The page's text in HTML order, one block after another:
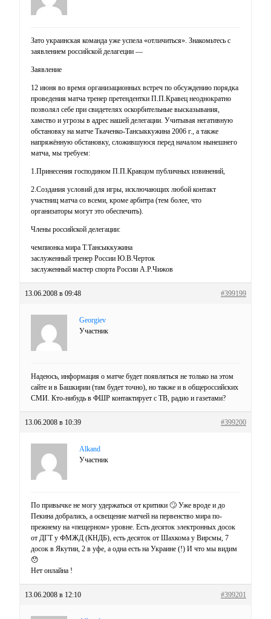
Зато украинская команда уже успела «отличиться». Знакомьтесь с
заявлением российской делагеции —
Заявление
12 июня во время организационных встреч по обсуждению порядка
проведения матча тренер претендентки П.П.Кравец неоднократно
позволял себе при свидетелях оскорбительные высказывания,
хамство и угрозы в адрес нашей делегации. Учитывая негативную
обстановку на матче Ткаченко-Тансыккужина 2006 г., а также
напряжённую обстановку, сложившуюся перед началом нынешнего
матча, мы требуем:
1.Принесения господином П.П.Кравцом публичных извинений,
2.Создания условий для игры, исключающих любой контакт
участниц матча со всеми, кроме арбитра (тем более, что
организаторы могут это обеспечить).
Члены российской делегации:
чемпионка мира Т.Тансыккужина
заслуженный тренер России Ю.В.Черток
заслуженный мастер спорта России А.Р.Чижов
13.06.2008 в 09:48 #399199
Georgiev
Участник
Надеюсь, информация о матче будет появляться не только на этом
сайте и в Башкирии (там будет точно), но также и в общероссийских
СМИ. Кто-нибудь в ФШР контактирует с ТВ, радио и газетами?
13.06.2008 в 10:39 #399200
Alkand
Участник
По привычке не могу удержаться от критики 🙄 Уже вроде и до
Пекина добрались, а освещение матчей на первенство мира по-
прежнему на «пещерном» уровне. Есть десяток электронных досок
от ДГТ у ФМЖД (КНДБ), есть десяток от Шахкома у Вирсмы, 7
досок в Якутии, 2 в уфе, а одна есть на Украине (!) И что мы видим
😯
Нет онлайна !
13.06.2008 в 12:10 #399201